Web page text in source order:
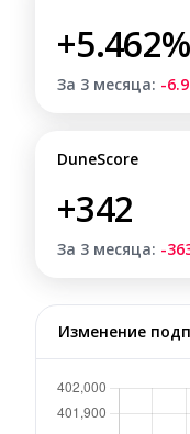
+5.462%
За 3 месяца: -
DuneScore
+342
За 3 месяца: -
Изменение